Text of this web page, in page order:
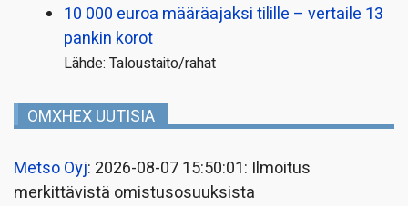
10 000 euroa määräajaksi tilille – vertaile 13
pankin korot
Lähde: Taloustaito/rahat
OMXHEX UUTISIA
Metso Oyj: 2026-08-07 15:50:01: Ilmoitus
merkittävistä omistusosuuksista